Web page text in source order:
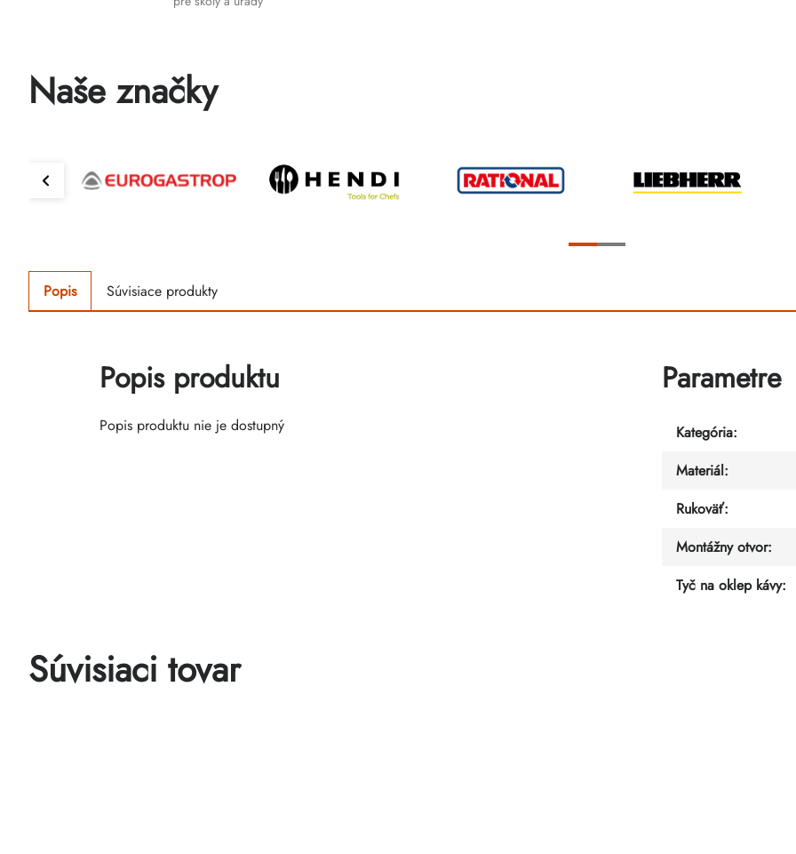
Naše značky
Popis Súvisiace produkty
Popis produktu
Popis produktu nie je dostupný
Parametre
Kategória:
Materiál:
Rukoväť:
Montážny otvor:
Tyč na oklep kávy:
Súvisiaci tovar